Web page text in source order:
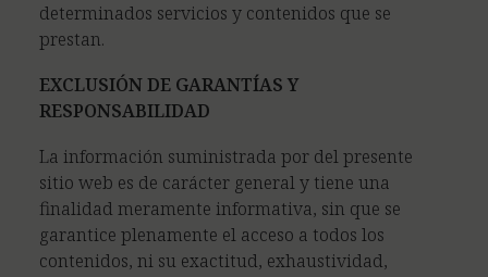
determinados servicios y contenidos que se
prestan.
EXCLUSIÓN DE GARANTÍAS Y
RESPONSABILIDAD
La información suministrada por del presente
sitio web es de carácter general y tiene una
finalidad meramente informativa, sin que se
garantice plenamente el acceso a todos los
contenidos, ni su exactitud, exhaustividad,